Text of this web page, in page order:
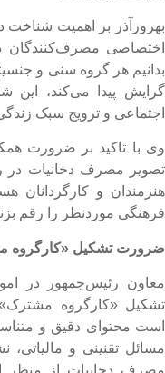
بر اهمیت
مصرف‌کنندگان
هر گروه سنی و
پیدا می‌کند، این
و ترویج سبک
با تاکید بر ضرورت
مصرف دخانیات در
و کارگردانان
موردنظر را رقم
تشکیل «کارگروه
رئیس‌جمهور در
«کارگروه مشترک»
محتوای دقیق و
تقنینی و مالیاتی،